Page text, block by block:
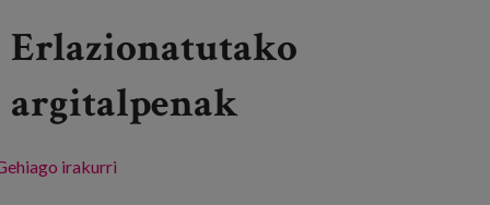
Erlazionatutako
argitalpenak
irakurri